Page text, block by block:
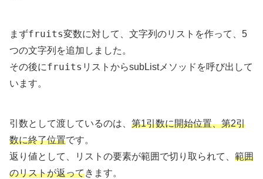
まずfruits変数に対して、文字列のリストを作って、5
つの文字列を追加しました。
その後にfruits リストからsubListメソッドを呼び出して
います。
引数として渡しているのは、 第1引数に開始位置、第2引
数に終了位置です。
返り値として、リストの要素が範囲で切り取られて、 範囲
のリストが返ってきます。